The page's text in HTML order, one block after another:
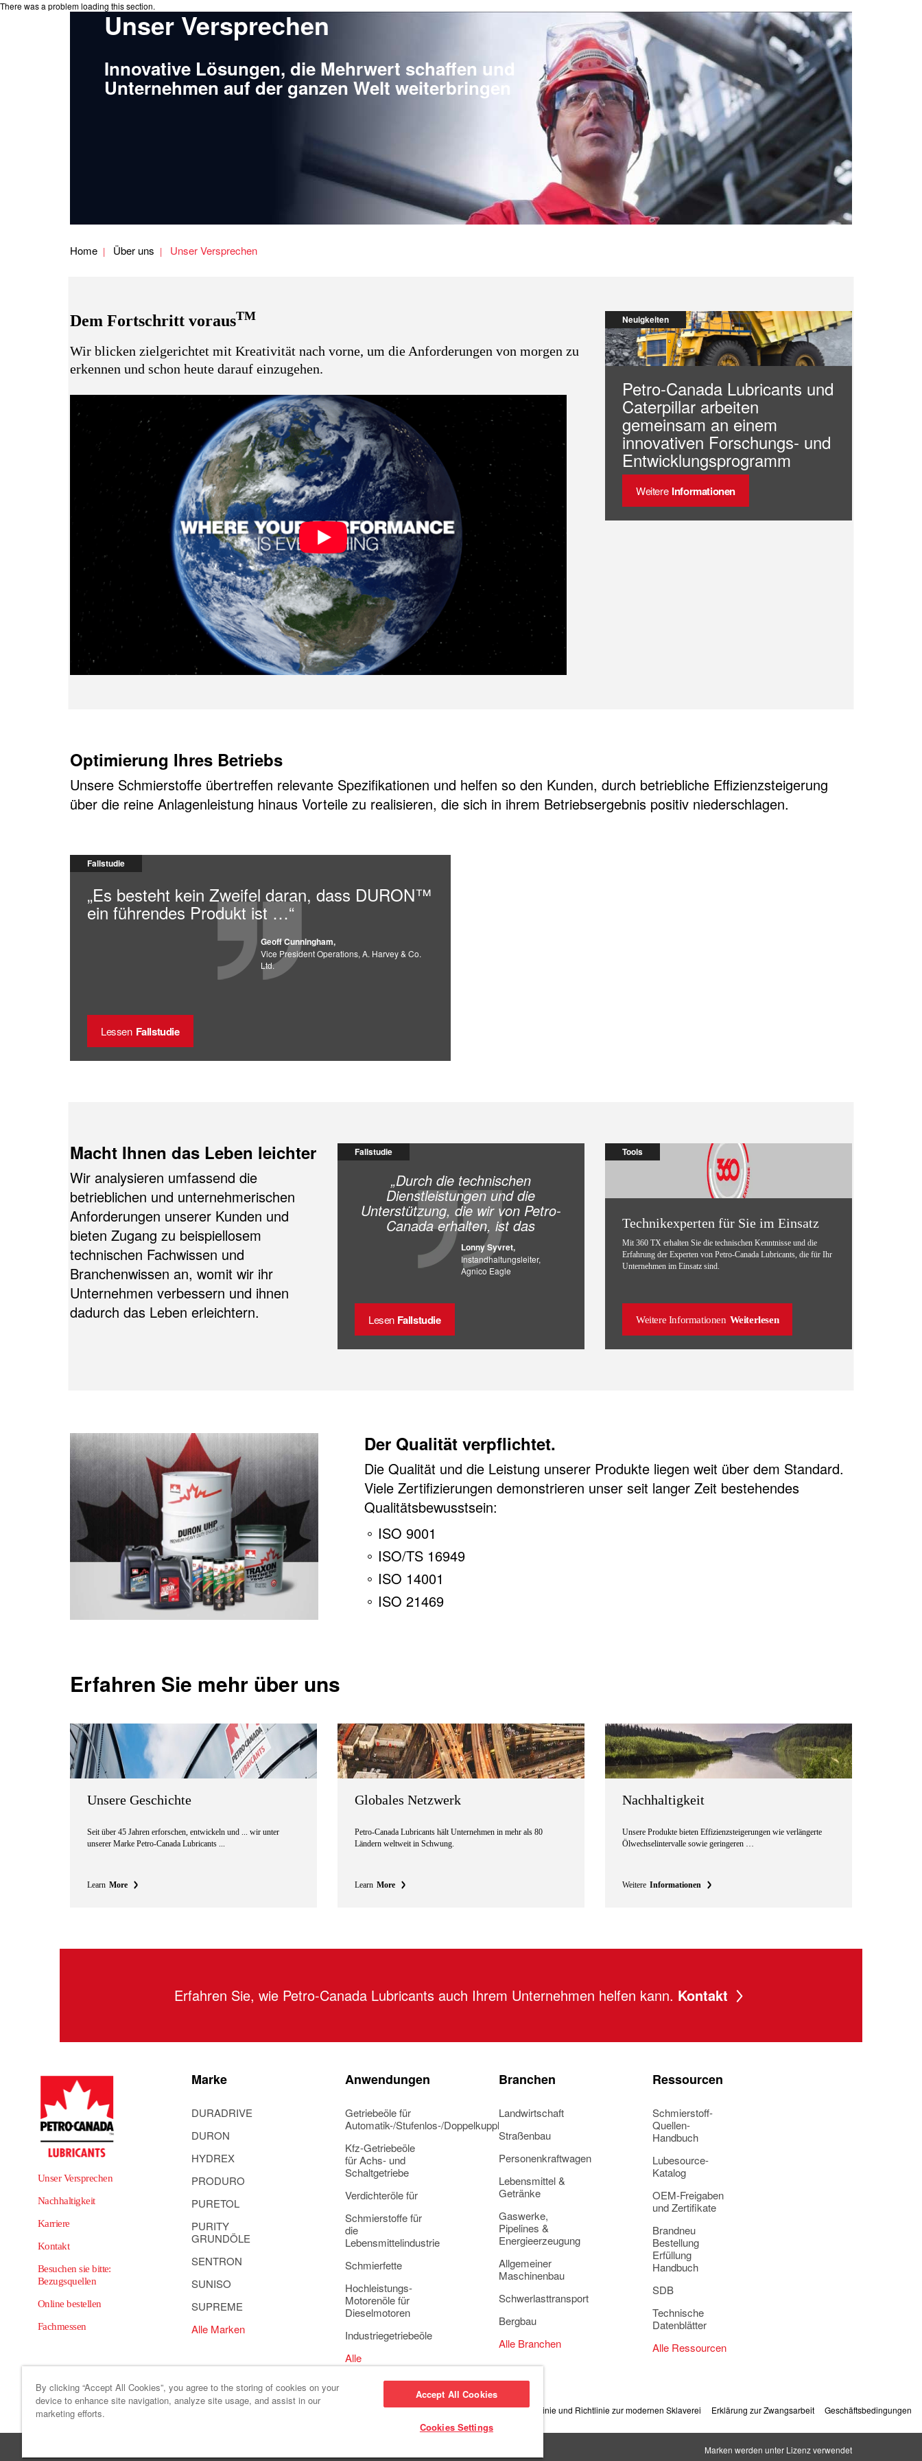
There was a problem loading this section.
Unser Versprechen
Innovative Lösungen, die Mehrwert schaffen und
Unternehmen auf der ganzen Welt weiterbringen
Home Über uns Unser Versprechen
Dem Fortschritt vorausTM
Wir blicken zielgerichtet mit Kreativität nach vorne, um die Anforderungen von morgen zu
erkennen und schon heute darauf einzugehen.
Neuigkeiten
Petro-Canada Lubricants und
Caterpillar arbeiten
gemeinsam an einem
innovativen Forschungs- und
Entwicklungsprogramm
Weitere Informationen
Optimierung Ihres Betriebs
Unsere Schmierstoffe übertreffen relevante Spezifikationen und helfen so den Kunden, durch betriebliche Effizienzsteigerung
über die reine Anlagenleistung hinaus Vorteile zu realisieren, die sich in ihrem Betriebsergebnis positiv niederschlagen.
Fallstudie
„Es besteht kein Zweifel daran, dass DURON™
ein führendes Produkt ist …“
Geoff Cunningham,
Vice President Operations, A. Harvey & Co.
Ltd.
Lessen Fallstudie
Macht Ihnen das Leben leichter
Wir analysieren umfassend die
betrieblichen und unternehmerischen
Anforderungen unserer Kunden und
bieten Zugang zu beispiellosem
technischen Fachwissen und
Branchenwissen an, womit wir ihr
Unternehmen verbessern und ihnen
dadurch das Leben erleichtern.
Fallstudie
„Durch die technischen
Dienstleistungen und die
Unterstützung, die wir von Petro-
Canada erhalten, ist das
Unternehmen für uns mehr
Partner …“
Lonny Syvret,
Instandhaltungsleiter,
Agnico Eagle
Lesen Fallstudie
Tools
Technikexperten für Sie im Einsatz
Mit 360 TX erhalten Sie die technischen Kenntnisse und die
Erfahrung der Experten von Petro-Canada Lubricants, die für Ihr
Unternehmen im Einsatz sind.
Weitere Informationen Weiterlesen
Der Qualität verpflichtet.
Die Qualität und die Leistung unserer Produkte liegen weit über dem Standard.
Viele Zertifizierungen demonstrieren unser seit langer Zeit bestehendes
Qualitätsbewusstsein:
ISO 9001
ISO/TS 16949
ISO 14001
ISO 21469
Erfahren Sie mehr über uns
Unsere Geschichte
Seit über 45 Jahren erforschen, entwickeln und ... wir unter
unserer Marke Petro-Canada Lubricants ...
Learn More
Globales Netzwerk
Petro-Canada Lubricants hält Unternehmen in mehr als 80
Ländern weltweit in Schwung.
Learn More
Nachhaltigkeit
Unsere Produkte bieten Effizienzsteigerungen wie verlängerte
Ölwechselintervalle sowie geringeren …
Weitere Informationen
Erfahren Sie, wie Petro-Canada Lubricants auch Ihrem Unternehmen helfen kann. Kontakt
Unser Versprechen
Nachhaltigkeit
Karriere
Kontakt
Besuchen sie bitte:
Bezugsquellen
Online bestellen
Fachmessen
Marke
DURADRIVE
DURON
HYDREX
PRODURO
PURETOL
PURITY
GRUNDÖLE
SENTRON
SUNISO
SUPREME
Alle Marken
Anwendungen
Getriebeöle für
Automatik-/Stufenlos-/Doppelkupplungsgetriebe
Kfz-Getriebeöle
für Achs- und
Schaltgetriebe
Verdichteröle für
Schmierstoffe für
die
Lebensmittelindustrie
Schmierfette
Hochleistungs-
Motorenöle für
Dieselmotoren
Industriegetriebeöle
Alle
Anwendungsbereiche
Branchen
Landwirtschaft
Straßenbau
Personenkraftwagen
Lebensmittel &
Getränke
Gaswerke,
Pipelines &
Energieerzeugung
Allgemeiner
Maschinenbau
Schwerlasttransport
Bergbau
Alle Branchen
Ressourcen
Schmierstoff-
Quellen-
Handbuch
Lubesource-
Katalog
OEM-Freigaben
und Zertifikate
Brandneu
Bestellung
Erfüllung
Handbuch
SDB
Technische
Datenblätter
Alle Ressourcen
Sitemap Verhaltens- und ethikkodex Datenschutzrichtlinie Menschenrechtsrichtlinie und Richtlinie zur modernen Sklaverei Erklärung zur Zwangsarbeit Geschäftsbedingungen
Marken werden unter Lizenz verwendet
By clicking “Accept All Cookies”, you agree to the storing of cookies on your
device to enhance site navigation, analyze site usage, and assist in our
marketing efforts.
Accept All Cookies
Cookies Settings